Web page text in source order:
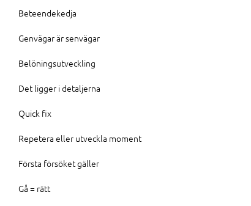
Beteendekedja
Genvägar är senvägar
Belöningsutveckling
Det ligger i detaljerna
Quick fix
Repetera eller utveckla moment
Första försöket gäller
Gå = rätt